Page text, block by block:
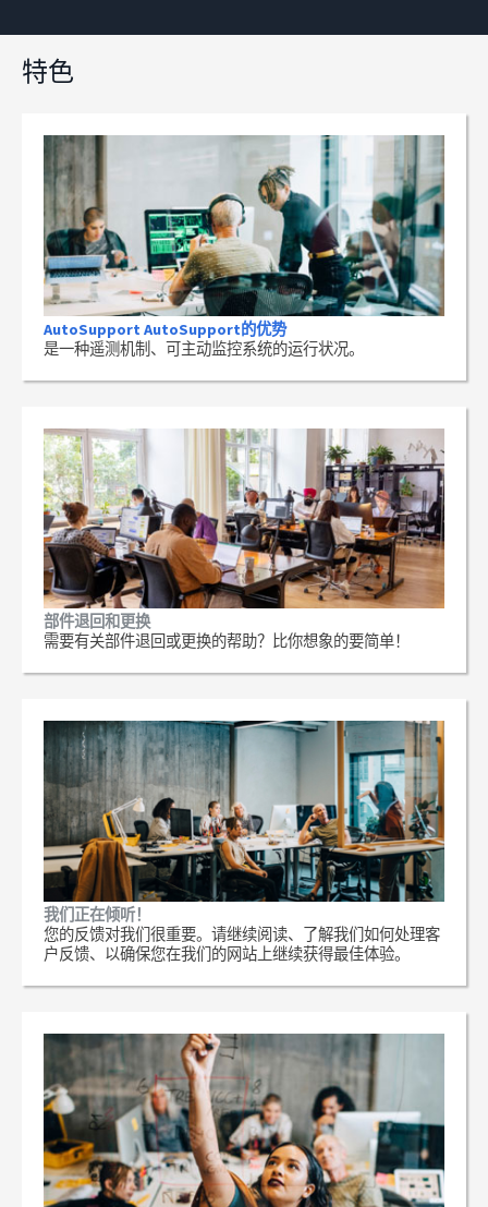
特色
AutoSupport AutoSupport的优势
是一种遥测机制、可主动监控系统的运行状况。
部件退回和更换
需要有关部件退回或更换的帮助？比你想象的要简单！
我们正在倾听！
您的反馈对我们很重要。请继续阅读、了解我们如何处理客
户反馈、以确保您在我们的网站上继续获得最佳体验。